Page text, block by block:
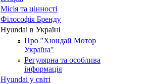
Місія та цінності
Філософія Бренду
Hyundai в Україні
Про "Хюндай Мотор
Україна"
Регулярна та особлива
інформація
Hyundai у світі